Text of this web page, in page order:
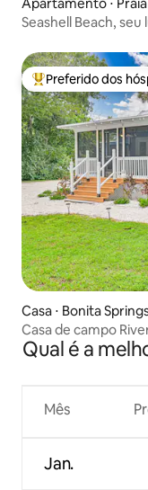
Seashell Beach,
Entre os melhores
Preferido dos
Casa ⋅ Bonita
Casa de campo
centro da cidade!
Qual é a
Mês
Jan.